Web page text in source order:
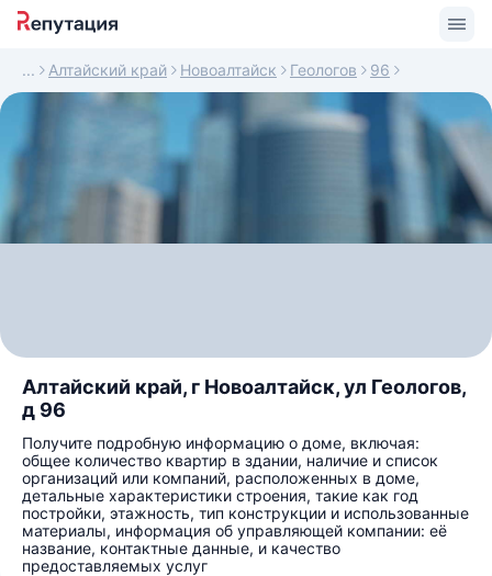
Алтайский край Новоалтайск Геологов 96
Алтайский край, г Новоалтайск, ул Геологов,
д 96
Получите подробную информацию о доме, включая:
общее количество квартир в здании, наличие и список
организаций или компаний, расположенных в доме,
детальные характеристики строения, такие как год
постройки, этажность, тип конструкции и использованные
материалы, информация об управляющей компании: её
название, контактные данные, и качество
предоставляемых услуг